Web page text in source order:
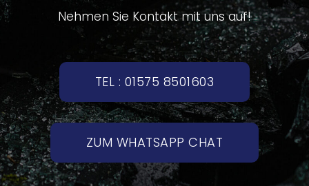
Nehmen Sie Kontakt mit uns auf!
TEL : 01575 8501603
ZUM WHATSAPP CHAT